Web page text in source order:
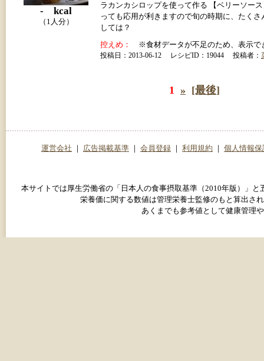
- kcal
（1人分）
ラカンカシロップを使って作る 【ベリーソー
っても応用が利きますので旬の時期に、たくさ
しては？
控えめ： ※食材データが不足のため、表示で
投稿日：2013-06-12 レシピID：19044 投稿者：
1 » [最後]
運営会社 ｜ 広告掲載基準 ｜ 会員登録 ｜ 利用規約 ｜ 個人情報保
本サイトでは厚生労働省の「日本人の食事摂取基準（2010年版）」
栄養価に関する数値は管理栄養士監修のもと算出さ
あくまでも参考値として健康管理